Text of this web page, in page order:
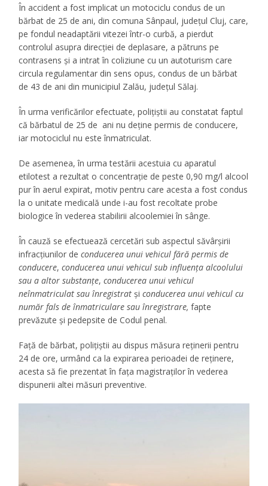
În accident a fost implicat un motociclu condus de un
bărbat de 25 de ani, din comuna Sânpaul, judeţul Cluj, care,
pe fondul neadaptării vitezei într-o curbă, a pierdut
controlul asupra direcţiei de deplasare, a pătruns pe
contrasens şi a intrat în coliziune cu un autoturism care
circula regulamentar din sens opus, condus de un bărbat
de 43 de ani din municipiul Zalău, judeţul Sălaj.
În urma verificărilor efectuate, poliţiştii au constatat faptul
că bărbatul de 25 de ani nu deţine permis de conducere,
iar motociclul nu este înmatriculat.
De asemenea, în urma testării acestuia cu aparatul
etilotest a rezultat o concentraţie de peste 0,90 mg/l alcool
pur în aerul expirat, motiv pentru care acesta a fost condus
la o unitate medicală unde i-au fost recoltate probe
biologice în vederea stabilirii alcoolemiei în sânge.
În cauză se efectuează cercetări sub aspectul săvârşirii
infracțiunilor deconducerea unui vehicul fără permis de
conducere,conducerea unui vehicul sub influența alcoolului
sau a altor substanțe,conducerea unui vehicul
neînmatriculat sau înregistrat șiconducerea unui vehicul cu
număr fals de înmatriculare sau înregistrare,fapte
prevăzute şi pedepsite de Codul penal.
Faţă de bărbat, poliţiştii au dispus măsura reţinerii pentru
24 de ore, urmând ca la expirarea perioadei de reţinere,
acesta să fie prezentat în faţa magistraţilor în vederea
dispunerii altei măsuri preventive.